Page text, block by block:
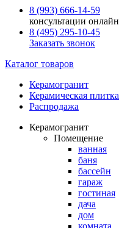
8 (993) 666-14-59
консультации онлайн
8 (495) 295-10-45
Заказать звонок
Каталог товаров
Керамогранит
Керамическая плитка
Распродажа
Керамогранит
Помещение
ванная
баня
бассейн
гараж
гостиная
дача
дом
комната